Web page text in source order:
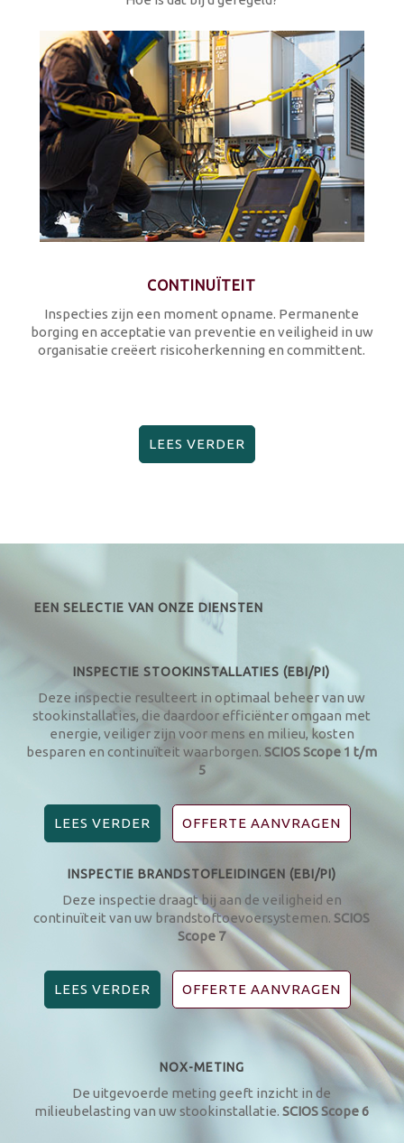
CONTINUÏTEIT
Inspecties zijn een moment opname. Permanente
borging en acceptatie van preventie en veiligheid in uw
organisatie creëert risicoherkenning en committent.
LEES VERDER
EEN SELECTIE VAN ONZE DIENSTEN
INSPECTIE STOOKINSTALLATIES (EBI/PI)
Deze inspectie resulteert in optimaal beheer van uw
stookinstallaties, die daardoor efficiënter omgaan met
energie, veiliger zijn voor mens en milieu, kosten
besparen en continuïteit waarborgen.SCIOS Scope 1 t/m
5
LEES VERDER OFFERTE AANVRAGEN
INSPECTIE BRANDSTOFLEIDINGEN (EBI/PI)
Deze inspectie draagt bij aan de veiligheid en
continuïteit van uw brandstoftoevoersystemen.SCIOS
Scope 7
LEES VERDER OFFERTE AANVRAGEN
NOX-METING
De uitgevoerde meting geeft inzicht in de
milieubelasting van uw stookinstallatie.SCIOS Scope 6